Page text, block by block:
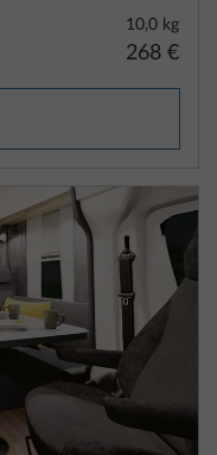
10,0 kg
268 €